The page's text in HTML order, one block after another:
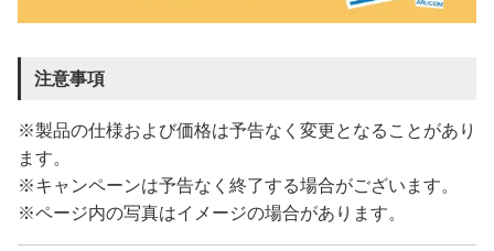
注意事項
※製品の仕様および価格は予告なく変更となることがあり
ます。
※キャンペーンは予告なく終了する場合がございます。
※ページ内の写真はイメージの場合があります。